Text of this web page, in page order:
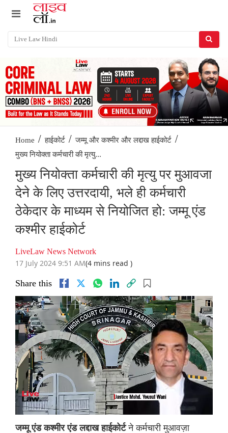
Home / हाईकोर्ट / जम्मू और कश्मीर और लद्दाख हाईकोर्ट /
मुख्य नियोक्ता कर्मचारी की मृत्यु...
मुख्य नियोक्ता कर्मचारी की मृत्यु पर मुआवजा
देने के लिए उत्तरदायी, भले ही कर्मचारी
ठेकेदार के माध्यम से नियोजित हो: जम्मू एंड
कश्मीर ‌हाईकोर्ट
LiveLaw News Network
17 July 2024 9:51 AM(4 mins read )
Share this
जम्मू एंड कश्मीर एंड लद्दाख हाईकोर्टने कर्मचारी मुआवज़ा